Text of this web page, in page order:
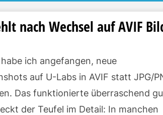
nach Wechsel auf AVIF
ich angefangen, neue
auf U-Labs in AVIF statt JPG/
Das funktionierte überraschend
der Teufel im Detail: In manchen